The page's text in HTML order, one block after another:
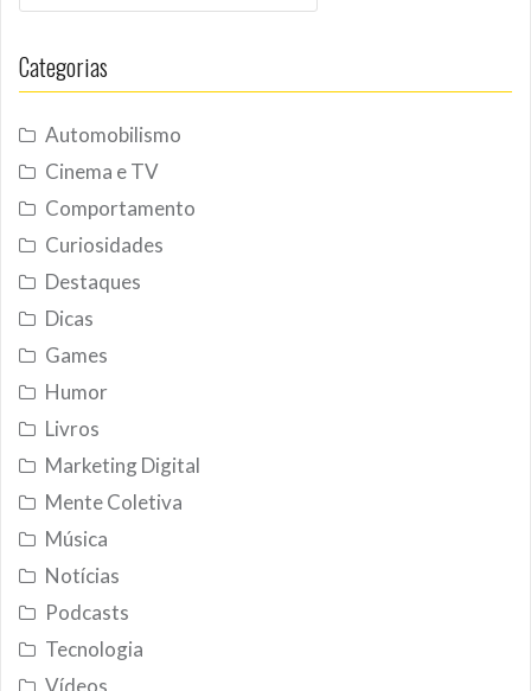
Categorias
Automobilismo
Cinema e TV
Comportamento
Curiosidades
Destaques
Dicas
Games
Humor
Livros
Marketing Digital
Mente Coletiva
Música
Notícias
Podcasts
Tecnologia
Vídeos